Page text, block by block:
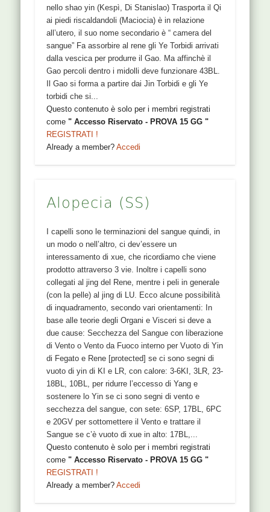
nello shao yin (Kespì, Di Stanislao) Trasporta il Qi
ai piedi riscaldandoli (Maciocia) è in relazione
all’utero, il suo nome secondario è “ camera del
sangue” Fa assorbire al rene gli Ye Torbidi arrivati
dalla vescica per produrre il Gao. Ma affinchè il
Gao percoli dentro i midolli deve funzionare 43BL.
Il Gao si forma a partire dai Jin Torbidi e gli Ye
torbidi che si...
Questo contenuto è solo per i membri registrati
come" Accesso Riservato - PROVA 15 GG "
REGISTRATI !
Already a member?Accedi
Alopecia (SS)
I capelli sono le terminazioni del sangue quindi, in
un modo o nell’altro, ci dev’essere un
interessamento di xue, che ricordiamo che viene
prodotto attraverso 3 vie. Inoltre i capelli sono
collegati al jing del Rene, mentre i peli in generale
(con la pelle) al jing di LU. Ecco alcune possibilità
di inquadramento, secondo vari orientamenti: In
base alle teorie degli Organi e Visceri si deve a
due cause: Secchezza del Sangue con liberazione
di Vento o Vento da Fuoco interno per Vuoto di Yin
di Fegato e Rene [protected] se ci sono segni di
vuoto di yin di KI e LR, con calore: 3-6KI, 3LR, 23-
18BL, 10BL, per ridurre l’eccesso di Yang e
sostenere lo Yin se ci sono segni di vento e
secchezza del sangue, con sete: 6SP, 17BL, 6PC
e 20GV per sottomettere il Vento e trattare il
Sangue se c’è vuoto di xue in alto: 17BL,...
Questo contenuto è solo per i membri registrati
come" Accesso Riservato - PROVA 15 GG "
REGISTRATI !
Already a member?Accedi